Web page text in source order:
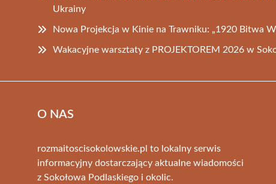
Ukrainy
Nowa Projekcja w Kinie na Trawniku: „1920 Bitwa
Wakacyjne warsztaty z PROJEKTOREM 2026 w
O NAS
rozmaitoscisokolowskie.pl to lokalny serwis
informacyjny dostarczający aktualne wiadomości
z Sokołowa Podlaskiego i okolic.